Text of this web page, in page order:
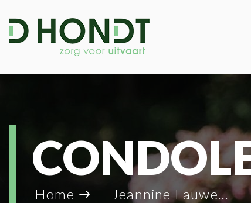
Home Jeannine Lauwers_32820